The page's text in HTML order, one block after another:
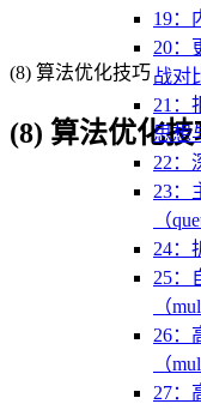
19：
20：
战对
21：
思想
22：
23：
（
24：
25：
（
26：
（
27：
(8) 算法优化技巧
(8) 算法优化技